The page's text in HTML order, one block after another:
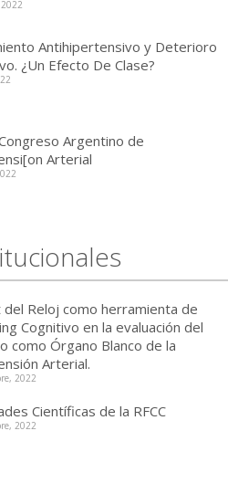
Antihipertensivo y Deterioro
¿Un Efecto De Clase?
Argentino de
Arterial
del Reloj como herramienta de
Cognitivo en la evaluación del
como Órgano Blanco de la
Arterial.
2022
Científicas de la RFCC
2022